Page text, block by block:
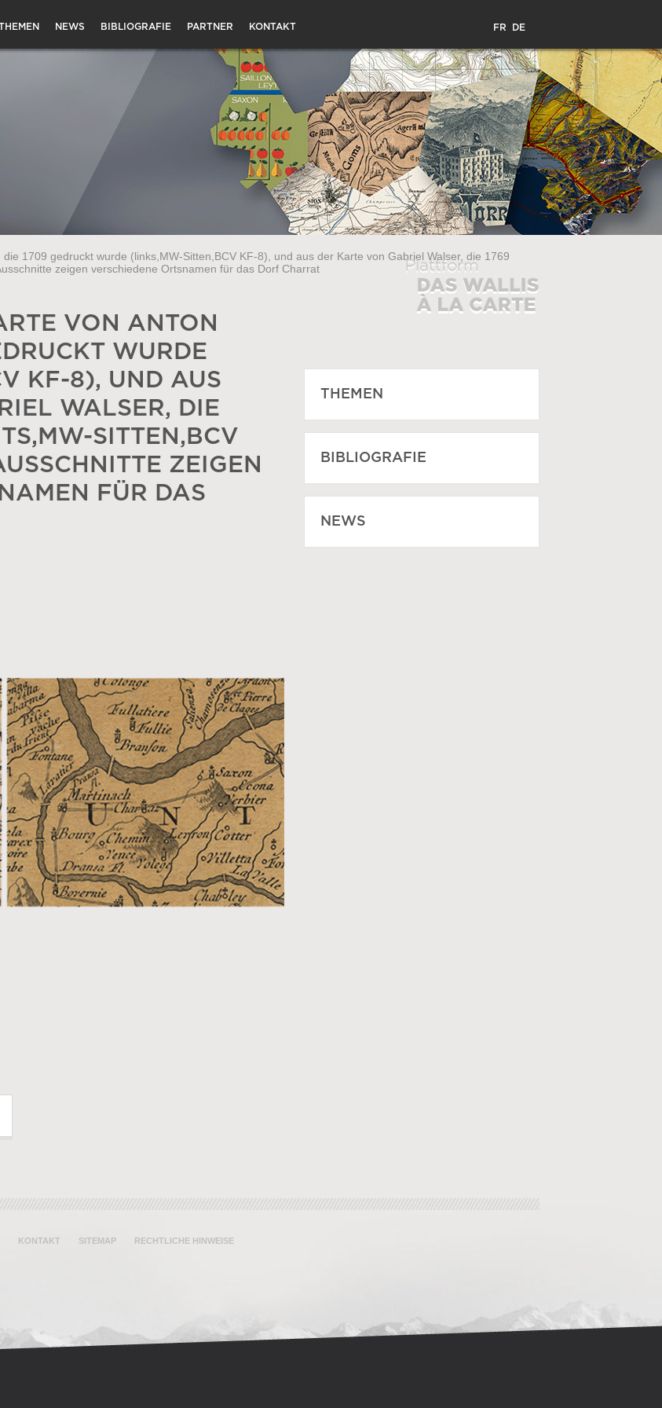
NEWS BIBLIOGRAFIE PARTNER KONTAKT FR DE
1709 gedruckt wurde (links,MW-Sitten,BCV KF-8), und aus der Karte von Gabriel Walser, die 1769
zeigen verschiedene Ortsnamen für das Dorf Charrat
VON ANTON
WURDE
KF-8), UND AUS
WALSER, DIE
SITTEN,BCV
ZEIGEN
FÜR DAS
THEMEN
BIBLIOGRAFIE
NEWS
KONTAKT SITEMAP RECHTLICHE HINWEISE